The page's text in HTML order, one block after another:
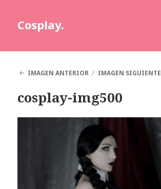
Cosplay.
IMAGEN ANTERIOR
IMAGEN SIGUIENTE
cosplay-img500